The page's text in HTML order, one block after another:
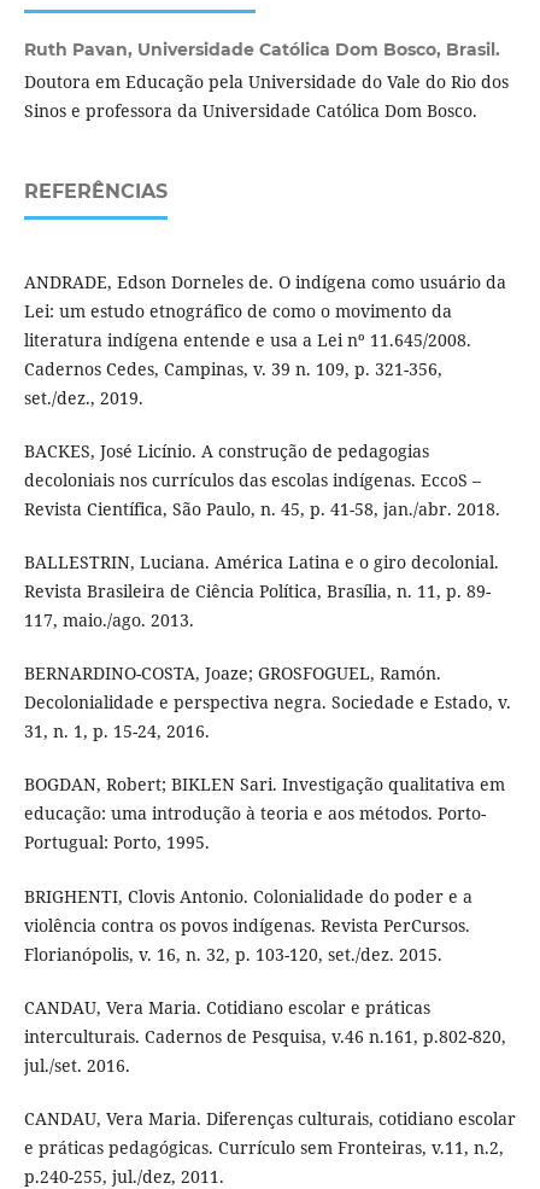
Ruth Pavan, Universidade Católica Dom Bosco, Brasil.
Doutora em Educação pela Universidade do Vale do Rio dos
Sinos e professora da Universidade Católica Dom Bosco.
REFERÊNCIAS
ANDRADE, Edson Dorneles de. O indígena como usuário da
Lei: um estudo etnográfico de como o movimento da
literatura indígena entende e usa a Lei nº 11.645/2008.
Cadernos Cedes, Campinas, v. 39 n. 109, p. 321-356,
set./dez., 2019.
BACKES, José Licínio. A construção de pedagogias
decoloniais nos currículos das escolas indígenas. EccoS –
Revista Científica, São Paulo, n. 45, p. 41-58, jan./abr. 2018.
BALLESTRIN, Luciana. América Latina e o giro decolonial.
Revista Brasileira de Ciência Política, Brasília, n. 11, p. 89-
117, maio./ago. 2013.
BERNARDINO-COSTA, Joaze; GROSFOGUEL, Ramón.
Decolonialidade e perspectiva negra. Sociedade e Estado, v.
31, n. 1, p. 15-24, 2016.
BOGDAN, Robert; BIKLEN Sari. Investigação qualitativa em
educação: uma introdução à teoria e aos métodos. Porto-
Portugual: Porto, 1995.
BRIGHENTI, Clovis Antonio. Colonialidade do poder e a
violência contra os povos indígenas. Revista PerCursos.
Florianópolis, v. 16, n. 32, p. 103-120, set./dez. 2015.
CANDAU, Vera Maria. Cotidiano escolar e práticas
interculturais. Cadernos de Pesquisa, v.46 n.161, p.802-820,
jul./set. 2016.
CANDAU, Vera Maria. Diferenças culturais, cotidiano escolar
e práticas pedagógicas. Currículo sem Fronteiras, v.11, n.2,
p.240-255, jul./dez, 2011.